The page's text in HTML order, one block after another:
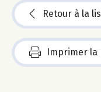
Retour à la
Imprimer la